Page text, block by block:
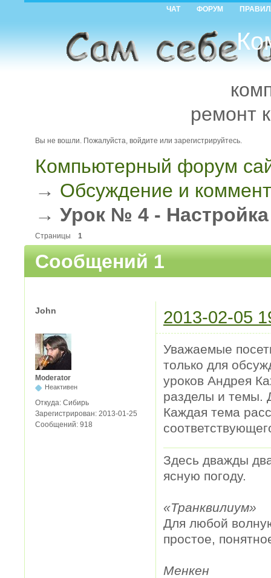
ЧАТ ФОРУМ
ремонт
Вы не вошли. Пожалуйста, войдите или зарегистрируйтесь.
Компьютерный форум
→ Обсуждение и
→Урок № 4 -
Страницы 1
Сообщений 1
John 2013-02-05
Moderator
Неактивен
Откуда: Сибирь
Зарегистрирован: 2013-01-25
Сообщений: 918
Уважаемые
только для
уроков Андрея
разделы и темы.
Каждая тема
Здесь дважды
ясную погоду.
«Транквилиум»
Для любой
простое,
Менкен